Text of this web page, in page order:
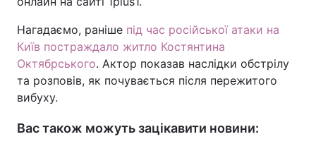
Нагадаємо, раніше під час російської атаки на
Київ постраждало житло Костянтина
Октябрського. Актор показав наслідки обстрілу
та розповів, як почувається після пережитого
вибуху.
Вас також можуть зацікавити новини: